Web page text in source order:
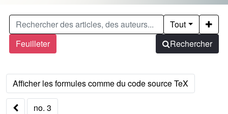
Feuilleter
Tout
Rechercher
no. 3